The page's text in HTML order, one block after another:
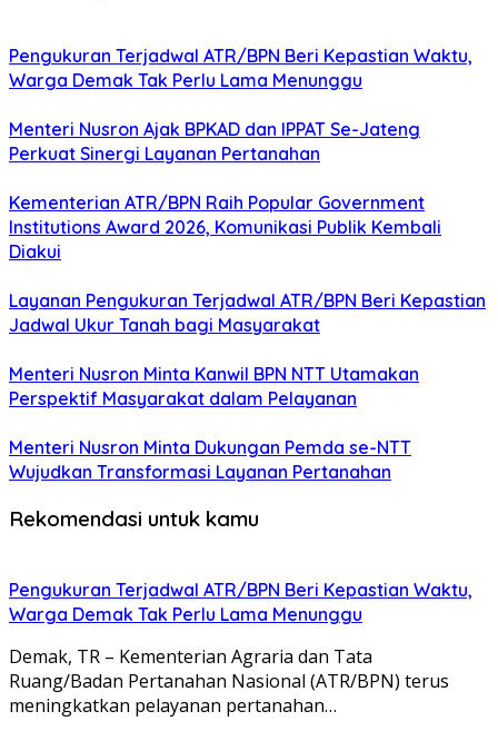
Pengukuran Terjadwal ATR/BPN Beri Kepastian Waktu,
Warga Demak Tak Perlu Lama Menunggu
Menteri Nusron Ajak BPKAD dan IPPAT Se-Jateng
Perkuat Sinergi Layanan Pertanahan
Kementerian ATR/BPN Raih Popular Government
Institutions Award 2026, Komunikasi Publik Kembali
Diakui
Layanan Pengukuran Terjadwal ATR/BPN Beri Kepastian
Jadwal Ukur Tanah bagi Masyarakat
Menteri Nusron Minta Kanwil BPN NTT Utamakan
Perspektif Masyarakat dalam Pelayanan
Menteri Nusron Minta Dukungan Pemda se-NTT
Wujudkan Transformasi Layanan Pertanahan
Rekomendasi untuk kamu
Pengukuran Terjadwal ATR/BPN Beri Kepastian Waktu,
Warga Demak Tak Perlu Lama Menunggu
Demak, TR – Kementerian Agraria dan Tata
Ruang/Badan Pertanahan Nasional (ATR/BPN) terus
meningkatkan pelayanan pertanahan…